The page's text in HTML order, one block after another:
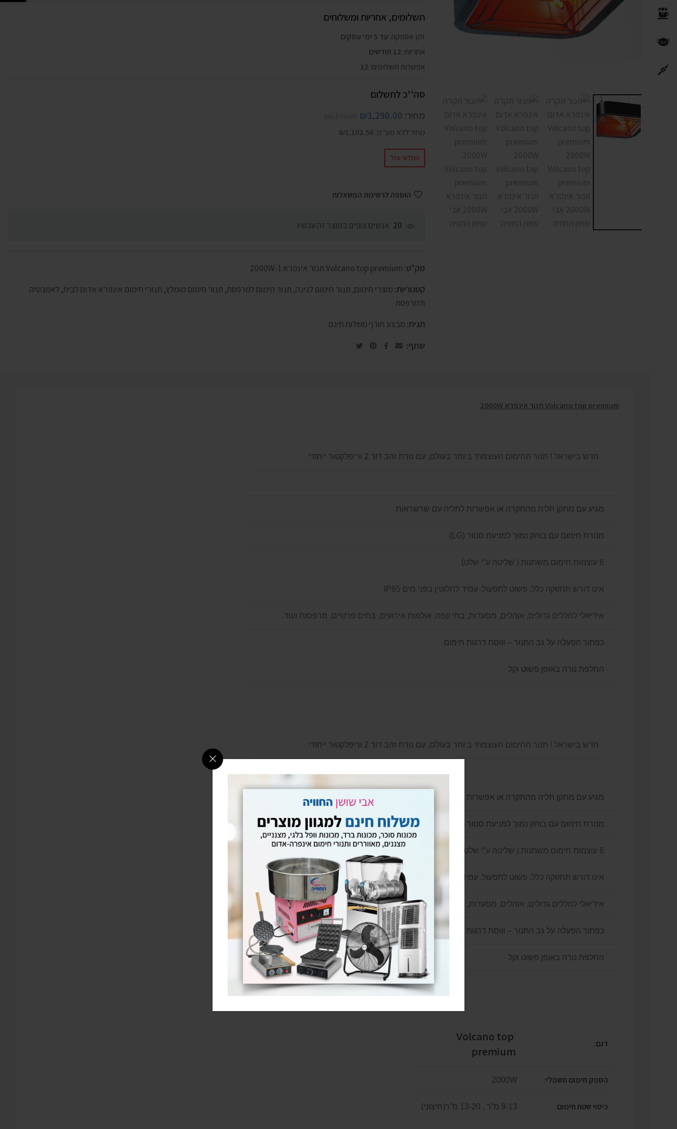
תשלומים, אחריות ומשלוחים
זמן אספקה: עד 5 ימי עסקים
אחריות: 12 חודשים
אפשרות תשלומים: 12
סה''כ לתשלום
מחיר:
₪1,290.00
מחיר ללא מע"מ: ₪1,102.56
המלאי אזל
הוספה לרשימת המשאלות
20 אנשים צופים במוצר זה עכשיו
מק"ט: Volcano top premium תנור אינפרא 2000W-1
קטגוריות: מוצרי חימום, תנור חימום לגינה, תנור חימום למרפסת, תנור חימום מומלץ, תנורי חימום אינפרא אדום לבית, לאמבטיה
ולמרפסת
תגית: מבצע חורף משלוח חינם
שתף:
Volcano top premium תנור אינפרא 2000W
חדש בישראל ! תנור החימום העוצמתי ביותר בעולם, עם נורת זהב דור 2 וריפלקטור ייחודי
מגיע עם מתקן תליה מהתקרה או אפשרות לתליה עם שרשראות
מנורת חימום עם בוהק נמוך למניעת סנוור (LG)
6 עוצמות חימום משתנות ( שליטה ע”י שלט)
אינו דורש תחזוקה כלל, פשוט לתפעול. עמיד לחלוטין בפני מים IP65
אידיאלי לחללים גדולים, אוהלים, מסעדות, בתי קפה, אולמות אירועים, בתים פרטיים, מרפסות ועוד.
כפתור הפעלה על גב התנור – וווסת דרגות חימום
החלפת נורה באופן פשוט וקל
חדש בישראל ! תנור החימום העוצמתי ביותר בעולם, עם נורת זהב דור 2 וריפלקטור ייחודי
מגיע עם מתקן תליה מהתקרה או אפשרות לתליה עם שרשראות
מנורת חימום עם בוהק נמוך למניעת סנוור (LG)
6 עוצמות חימום משתנות ( שליטה ע”י שלט)
אינו דורש תחזוקה כלל, פשוט לתפעול. עמיד לחלוטין בפני מים IP65
אידיאלי לחללים גדולים, אוהלים, מסעדות, בתי קפה, אולמות אירועים, בתים פרטיים, מרפסות ועוד.
כפתור הפעלה על גב התנור – וווסת דרגות חימום
החלפת נורה באופן פשוט וקל
דגם:
Volcano top
premium
הספק חימום חשמלי: 2000W
כיסוי שטח חימום: 9-13 מ”ר , 13-20 מ”ר(חיצוני)